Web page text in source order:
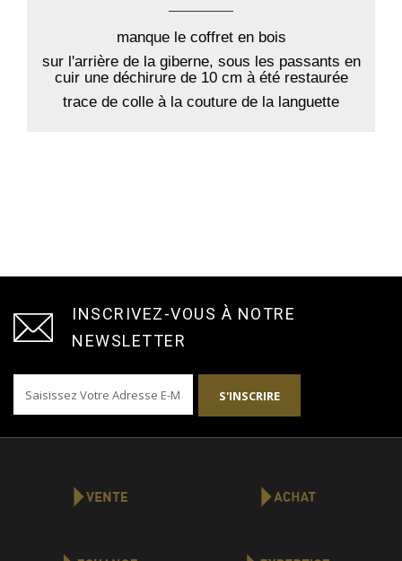
manque le coffret en bois
sur l'arrière de la giberne, sous les passants en
cuir une déchirure de 10 cm à été restaurée
trace de colle à la couture de la languette
INSCRIVEZ-VOUS À NOTRE
NEWSLETTER
S'INSCRIRE